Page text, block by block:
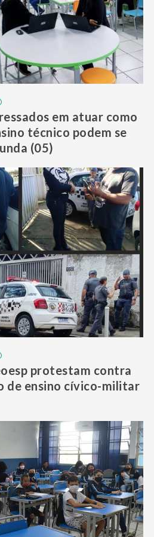
em atuar como
técnico podem se
(05)
protestam contra
de ensino cívico-militar